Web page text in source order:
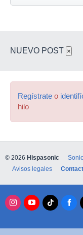
NUEVO POST ×
Regístrate o
hilo
© 2026 Hispasonic
Avisos legales